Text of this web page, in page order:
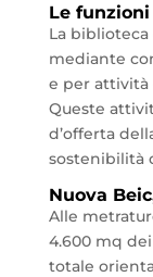
Le
La biblioteca
mediante
e per attività
Queste
d’offerta
sostenibilità
Nuova
Alle
4.600 mq
totale